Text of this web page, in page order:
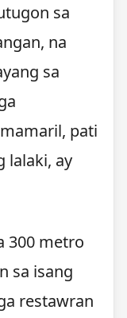
sa
na
sa
pati
lalaki, ay
300 metro
sa isang
restawran